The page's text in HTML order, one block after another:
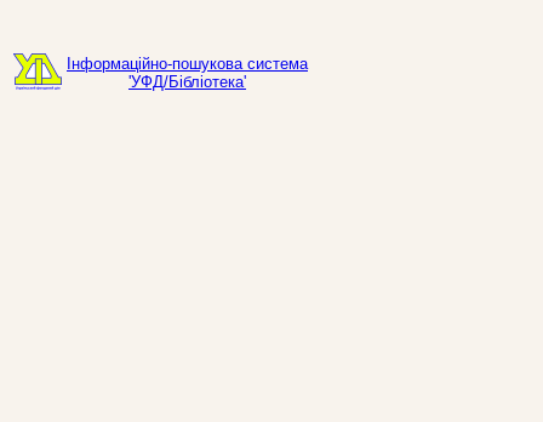
Інформаційно-пошукова система
'УФД/Бібліотека'